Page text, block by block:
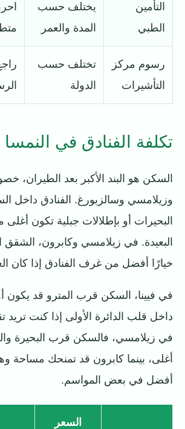
التأمين
الطبي
يختلف حسب
المدة والعمر
رسوم مركز
التأشيرات
تختلف حسب
الدولة
تكلفة الفنادق في النمسا
السكن هو البند الأكبر بعد الطيران،
وزيلامسي وسالزبورغ. الفنادق داخل
البحيرات أو بإطلالات جبلية تكون أغلى
البعيدة. في زيلامسي وكابرون، الشقق
خيارًا أفضل من غرف الفنادق إذا كان
في فيينا، السكن قرب المترو قد
داخل قلب الدائرة الأولى إذا كنت تريد
في زيلامسي، فالسكن قرب البحيرة
أغلى، بينما كابرون قد تمنحك مساحة
أفضل في بعض المواسم.
السعر